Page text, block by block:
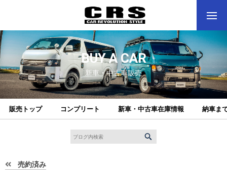
BUY A CAR
新車・中古車販売
販売トップ コンプリート 新車・中古車在庫情報 納車ま
売約済み